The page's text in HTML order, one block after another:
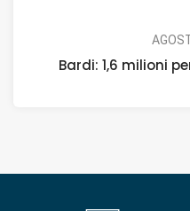
Bardi: 1,6 milioni